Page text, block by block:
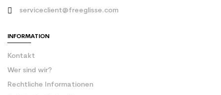
serviceclient@freeglisse.com
INFORMATION
Kontakt
Wer sind wir?
Rechtliche Informationen